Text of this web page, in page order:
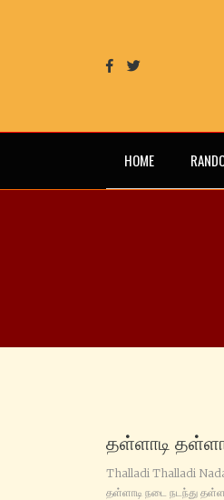
HOME
தள்ளாடி
Thalladi Thalladi
தள்ளாடி நடை நடந்து